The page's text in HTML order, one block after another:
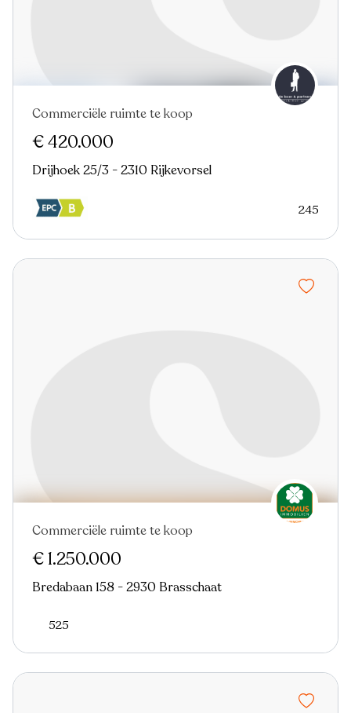
Virtual tour
Commerciële ruimte te koop
€ 420.000
Drijhoek 25/3 - 2310 Rijkevorsel
245
Commerciële ruimte te koop
€ 1.250.000
Bredabaan 158 - 2930 Brasschaat
525